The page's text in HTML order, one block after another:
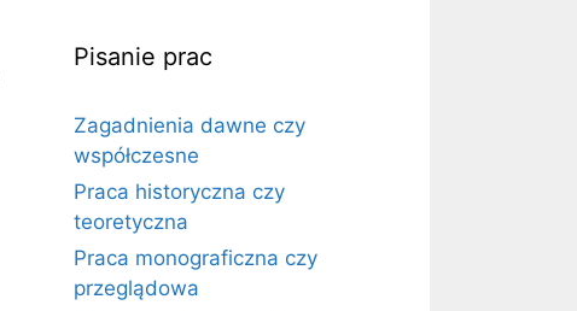
Pisanie prac
Zagadnienia dawne czy
współczesne
Praca historyczna czy
teoretyczna
Praca monograficzna czy
przeglądowa